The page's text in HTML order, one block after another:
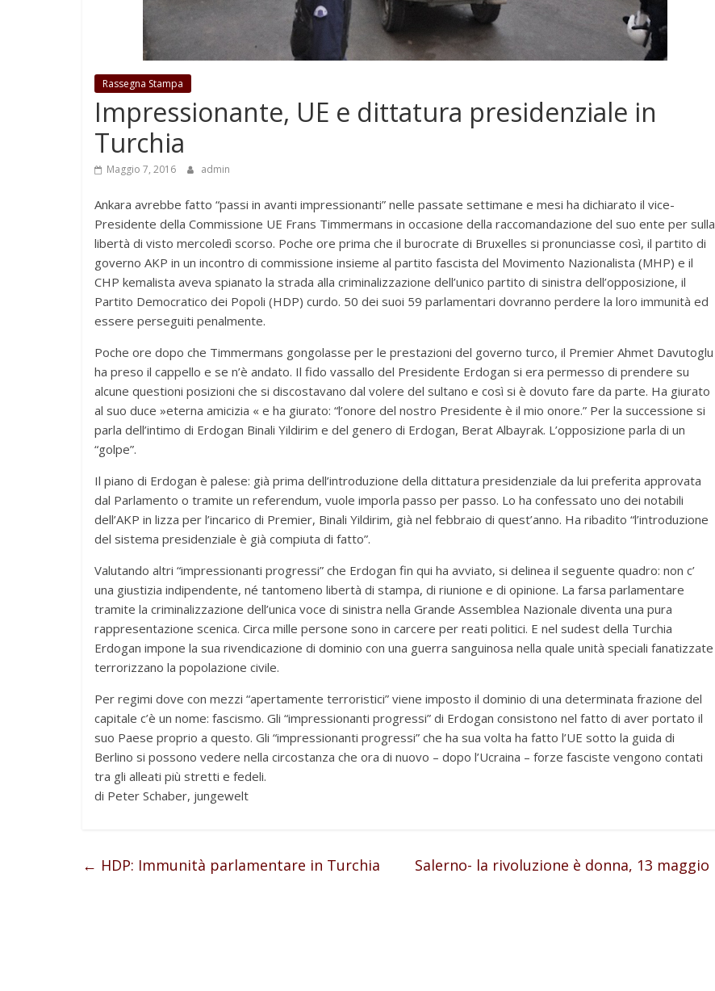
Rassegna Stampa
Impressionante, UE e dittatura presidenziale in
Turchia
Maggio 7, 2016 admin
Ankara avrebbe fatto “passi in avanti impressionanti” nelle passate settimane e mesi ha dichiarato il vice-
Presidente della Commissione UE Frans Timmermans in occasione della raccomandazione del suo ente per sulla
libertà di visto mercoledì scorso. Poche ore prima che il burocrate di Bruxelles si pronunciasse così, il partito di
governo AKP in un incontro di commissione insieme al partito fascista del Movimento Nazionalista (MHP) e il
CHP kemalista aveva spianato la strada alla criminalizzazione dell’unico partito di sinistra dell’opposizione, il
Partito Democratico dei Popoli (HDP) curdo. 50 dei suoi 59 parlamentari dovranno perdere la loro immunità ed
essere perseguiti penalmente.
Poche ore dopo che Timmermans gongolasse per le prestazioni del governo turco, il Premier Ahmet Davutoglu
ha preso il cappello e se n’è andato. Il fido vassallo del Presidente Erdogan si era permesso di prendere su
alcune questioni posizioni che si discostavano dal volere del sultano e così si è dovuto fare da parte. Ha giurato
al suo duce »eterna amicizia « e ha giurato: “l’onore del nostro Presidente è il mio onore.” Per la successione si
parla dell’intimo di Erdogan Binali Yildirim e del genero di Erdogan, Berat Albayrak. L’opposizione parla di un
“golpe”.
Il piano di Erdogan è palese: già prima dell’introduzione della dittatura presidenziale da lui preferita approvata
dal Parlamento o tramite un referendum, vuole imporla passo per passo. Lo ha confessato uno dei notabili
dell’AKP in lizza per l’incarico di Premier, Binali Yildirim, già nel febbraio di quest’anno. Ha ribadito “l’introduzione
del sistema presidenziale è già compiuta di fatto”.
Valutando altri “impressionanti progressi” che Erdogan fin qui ha avviato, si delinea il seguente quadro: non c’
una giustizia indipendente, né tantomeno libertà di stampa, di riunione e di opinione. La farsa parlamentare
tramite la criminalizzazione dell’unica voce di sinistra nella Grande Assemblea Nazionale diventa una pura
rappresentazione scenica. Circa mille persone sono in carcere per reati politici. E nel sudest della Turchia
Erdogan impone la sua rivendicazione di dominio con una guerra sanguinosa nella quale unità speciali fanatizzate
terrorizzano la popolazione civile.
Per regimi dove con mezzi “apertamente terroristici” viene imposto il dominio di una determinata frazione del
capitale c’è un nome: fascismo. Gli “impressionanti progressi” di Erdogan consistono nel fatto di aver portato il
suo Paese proprio a questo. Gli “impressionanti progressi” che ha sua volta ha fatto l’UE sotto la guida di
Berlino si possono vedere nella circostanza che ora di nuovo – dopo l’Ucraina – forze fasciste vengono contati
tra gli alleati più stretti e fedeli.
di Peter Schaber, jungewelt
← HDP: Immunità parlamentare in Turchia Salerno- la rivoluzione è donna, 13 maggio